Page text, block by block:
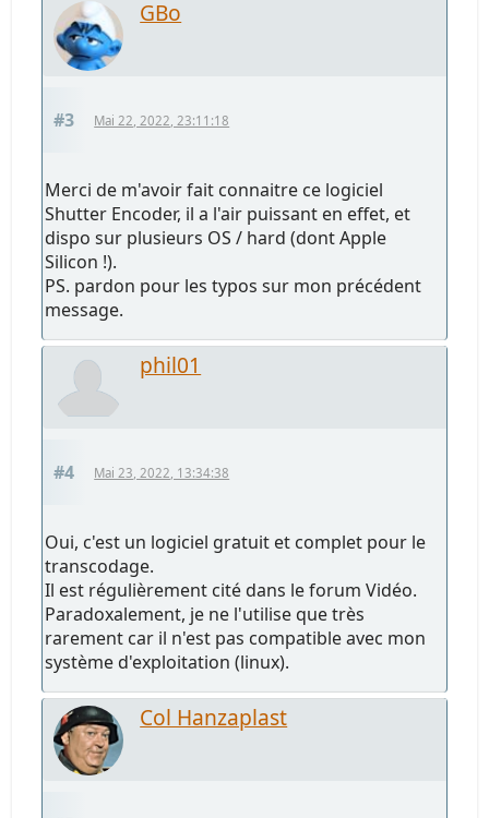
GBo
#3 Mai 22, 2022, 23:11:18
Merci de m'avoir fait connaitre ce logiciel
Shutter Encoder, il a l'air puissant en effet, et
dispo sur plusieurs OS / hard (dont Apple
Silicon !).
PS. pardon pour les typos sur mon précédent
message.
phil01
#4 Mai 23, 2022, 13:34:38
Oui, c'est un logiciel gratuit et complet pour le
transcodage.
Il est régulièrement cité dans le forum Vidéo.
Paradoxalement, je ne l'utilise que très
rarement car il n'est pas compatible avec mon
système d'exploitation (linux).
Col Hanzaplast